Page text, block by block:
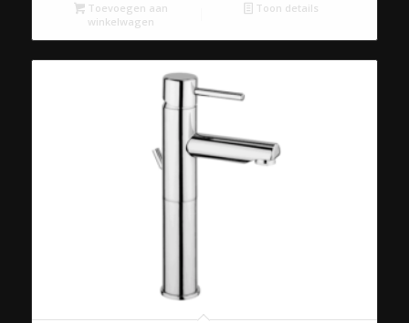
Toevoegen aan
winkelwagen
Toon details